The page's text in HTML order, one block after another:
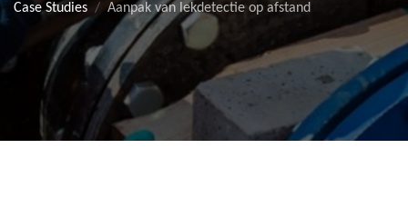
Case Studies Aanpak van lekdetectie op afstand